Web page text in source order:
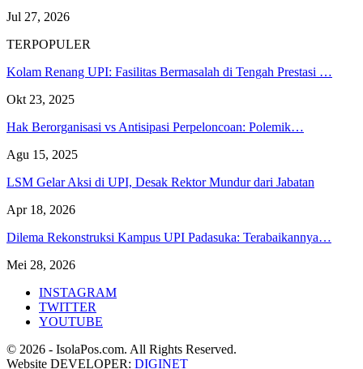
Jul 27, 2026
TERPOPULER
Kolam Renang UPI: Fasilitas Bermasalah di Tengah Prestasi …
Okt 23, 2025
Hak Berorganisasi vs Antisipasi Perpeloncoan: Polemik…
Agu 15, 2025
LSM Gelar Aksi di UPI, Desak Rektor Mundur dari Jabatan
Apr 18, 2026
Dilema Rekonstruksi Kampus UPI Padasuka: Terabaikannya…
Mei 28, 2026
INSTAGRAM
TWITTER
YOUTUBE
© 2026 - IsolaPos.com. All Rights Reserved.
Website DEVELOPER: DIGINET